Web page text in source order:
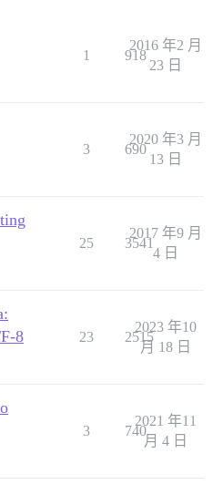
1 918
2016 年2 月
23 日
3 690
2020 年3 月
13 日
25 3541
2017 年9 月
4 日
8
23 2515
2023 年10
月 18 日
3 740
2021 年11
月 4 日